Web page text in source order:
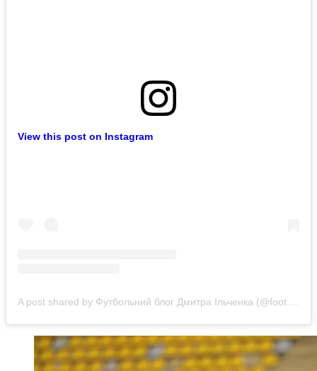
View this post on Instagram